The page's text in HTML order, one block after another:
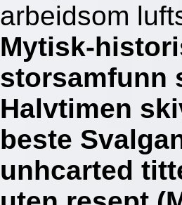
arbeidsom
Mytisk-
storsamfunn
Halvtimen
beste
unhcarted